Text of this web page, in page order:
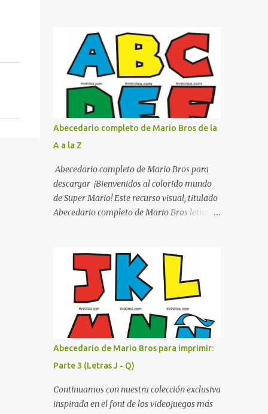
una función práctica al orientar a
estudiantes, padres de familia, docentes y
visitantes, pero además aportan un toque
decorativo que hace que la institución luzca
más ordenada, moderna y acogedora.
Pensando en esta necesidad, he diseñado
una colección de letreros útiles para la
escuela con un estilo elegante, fácil de leer y
listo para imprimir en alta calidad. Su diseño
busca combinar funcionalidad y estética,
logrando que cualquier institución educativa
proyecte una imagen más organizada y
profesional. ¿Por qué son importantes los
quienes visitan la institución por primera
vez, encontrar la biblioteca, la dirección o un
aula específica puede resultar c...
Abecedario completo de Mario Bros de la
A a la Z
Abecedario completo de Mario Bros para
descargar ¡Bienvenidos al colorido mundo
de Super Mario! Este recurso visual, titulado
Abecedario completo de Mario Bros letras
de los videojuegos. Este set de letras está
diseñado para transformar cualquier
mensaje en una aventura, utilizando la
tipografía clásica y robusta que los fans han
reconocido por décadas. En esta primera
sección, el abecedario nos presenta:
Identidad Visual: Un diseño de bloques con
bordes negros gruesos que resaltan sobre
cualquier fondo. Paleta de Colores: Una
secuencia dinámica que alterna entre el rojo
de Mario, el verde de Luigi, y los tonos azul y
Abecedario de Mario Bros para imprimir:
Parte 3 (Letras J - Q)
Continuamos con nuestra colección exclusiva
inspirada en el font de los videojuegos más